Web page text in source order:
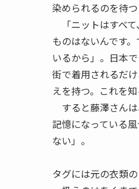
染められるのを待
「ニットはすべ
ものはないんです
いるから」。日本
街で着用されるだ
えを持つ。これを
すると藤澤さんは
記憶になっている
ない」。
タグには元の衣類の